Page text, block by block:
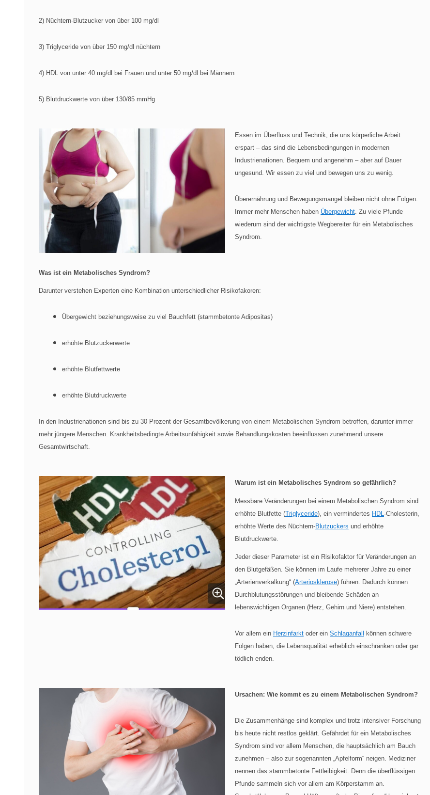
2) Nüchtern-Blutzucker von über 100 mg/dl
3) Triglyceride von über 150 mg/dl nüchtern
4) HDL von unter 40 mg/dl bei Frauen und unter 50 mg/dl bei Männern
5) Blutdruckwerte von über 130/85 mmHg
Essen im Überfluss und Technik, die uns körperliche Arbeit
erspart – das sind die Lebensbedingungen in modernen
Industrienationen. Bequem und angenehm – aber auf Dauer
ungesund. Wir essen zu viel und bewegen uns zu wenig.
Überernährung und Bewegungsmangel bleiben nicht ohne Folgen:
Immer mehr Menschen haben Übergewicht. Zu viele Pfunde
wiederum sind der wichtigste Wegbereiter für ein Metabolisches
Syndrom.
Was ist ein Metabolisches Syndrom?
Darunter verstehen Experten eine Kombination unterschiedlicher Risikofakoren:
Übergewicht beziehungsweise zu viel Bauchfett (stammbetonte Adipositas)
erhöhte Blutzuckerwerte
erhöhte Blutfettwerte
erhöhte Blutdruckwerte
In den Industrienationen sind bis zu 30 Prozent der Gesamtbevölkerung von einem Metabolischen Syndrom betroffen, darunter immer
mehr jüngere Menschen. Krankheitsbedingte Arbeitsunfähigkeit sowie Behandlungskosten beeinflussen zunehmend unsere
Gesamtwirtschaft.
Warum ist ein Metabolisches Syndrom so gefährlich?
Messbare Veränderungen bei einem Metabolischen Syndrom sind
erhöhte Blutfette (Triglyceride), ein vermindertes HDL -Cholesterin,
erhöhte Werte des Nüchtern-Blutzuckers und erhöhte
Blutdruckwerte.
Jeder dieser Parameter ist ein Risikofaktor für Veränderungen an
den Blutgefäßen. Sie können im Laufe mehrerer Jahre zu einer
„Arterienverkalkung“ (Arteriosklerose) führen. Dadurch können
Durchblutungsstörungen und bleibende Schäden an
lebenswichtigen Organen (Herz, Gehirn und Niere) entstehen.
Vor allem ein Herzinfarkt oder ein Schlaganfall können schwere
Folgen haben, die Lebensqualität erheblich einschränken oder gar
tödlich enden.
Ursachen: Wie kommt es zu einem Metabolischen Syndrom?
Die Zusammenhänge sind komplex und trotz intensiver Forschung
bis heute nicht restlos geklärt. Gefährdet für ein Metabolisches
Syndrom sind vor allem Menschen, die hauptsächlich am Bauch
zunehmen – also zur sogenannten „Apfelform“ neigen. Mediziner
nennen das stammbetonte Fettleibigkeit. Denn die überflüssigen
Pfunde sammeln sich vor allem am Körperstamm an.